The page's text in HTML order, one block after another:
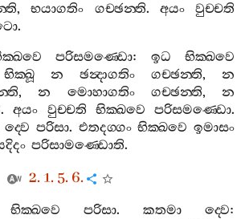
,භයාගතිං ගච‍්ඡන‍්ති. අයං
වුච‍්චති
.
පරිසමණ‍්ඩො:ඉධ
භික‍්ඛවෙ
භික‍්ඛූ න ඡන්‍දාගතිං ගච‍්ඡන‍්ති, න
,න මොහාගතිං ගච‍්ඡන‍්ති,න
.අයං වුච‍්චති භික‍්ඛවෙ පරිසමණ‍්ඩො.
ද‍්වෙ පරිසා. එතදග‍්ගං භික‍්ඛවෙ ඉමාසං
පරිසාමණ‍්ඩොති.
2. 1. 5. 6.
භික‍්ඛවෙ පරිසා.කතමා ද‍්වෙ: